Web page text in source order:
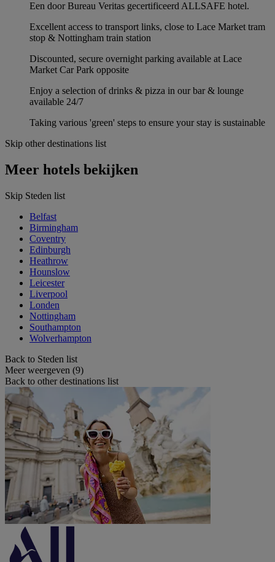
Een door Bureau Veritas gecertificeerd ALLSAFE hotel.
Excellent access to transport links, close to Lace Market tram
stop & Nottingham train station
Discounted, secure overnight parking available at Lace
Market Car Park opposite
Enjoy a selection of drinks & pizza in our bar & lounge
available 24/7
Taking various 'green' steps to ensure your stay is sustainable
Skip other destinations list
Meer hotels bekijken
Skip Steden list
Belfast
Birmingham
Coventry
Edinburgh
Heathrow
Hounslow
Leicester
Liverpool
Londen
Nottingham
Southampton
Wolverhampton
Back to Steden list
Meer weergeven (9)
Back to other destinations list